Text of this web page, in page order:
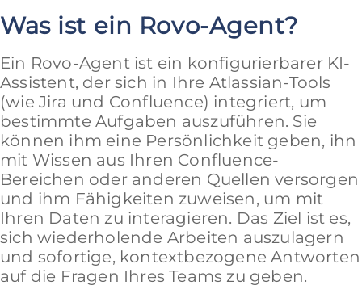
Was ist ein Rovo-Agent?
Ein Rovo-Agent ist ein konfigurierbarer KI-
Assistent, der sich in Ihre Atlassian-Tools
(wie Jira und Confluence) integriert, um
bestimmte Aufgaben auszuführen. Sie
können ihm eine Persönlichkeit geben, ihn
mit Wissen aus Ihren Confluence-
Bereichen oder anderen Quellen versorgen
und ihm Fähigkeiten zuweisen, um mit
Ihren Daten zu interagieren. Das Ziel ist es,
sich wiederholende Arbeiten auszulagern
und sofortige, kontextbezogene Antworten
auf die Fragen Ihres Teams zu geben.